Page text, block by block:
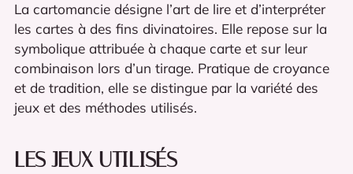
La cartomancie désigne l’art de lire et d’interpréter
les cartes à des fins divinatoires. Elle repose sur la
symbolique attribuée à chaque carte et sur leur
combinaison lors d’un tirage. Pratique de croyance
et de tradition, elle se distingue par la variété des
jeux et des méthodes utilisés.
LES JEUX UTILISÉS